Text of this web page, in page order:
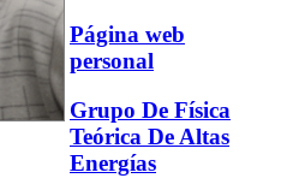
Página web
personal
Grupo De Física
Teórica De Altas
Energías